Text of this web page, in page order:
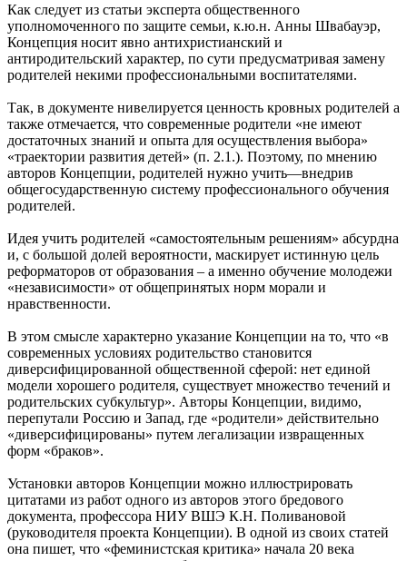
Как следует из статьи эксперта общественного
уполномоченного по защите семьи, к.ю.н. Анны Швабауэр,
Концепция носит явно антихристианский и
антиродительский характер, по сути предусматривая замену
родителей некими профессиональными воспитателями.
Так, в документе нивелируется ценность кровных родителей а
также отмечается, что современные родители «не имеют
достаточных знаний и опыта для осуществления выбора»
«траектории развития детей» (п. 2.1.). Поэтому, по мнению
авторов Концепции, родителей нужно учить—внедрив
общегосударственную систему профессионального обучения
родителей.
Идея учить родителей «самостоятельным решениям» абсурдна
и, с большой долей вероятности, маскирует истинную цель
реформаторов от образования – а именно обучение молодежи
«независимости» от общепринятых норм морали и
нравственности.
В этом смысле характерно указание Концепции на то, что «в
современных условиях родительство становится
диверсифицированной общественной сферой: нет единой
модели хорошего родителя, существует множество течений и
родительских субкультур». Авторы Концепции, видимо,
перепутали Россию и Запад, где «родители» действительно
«диверсифицированы» путем легализации извращенных
форм «браков».
Установки авторов Концепции можно иллюстрировать
цитатами из работ одного из авторов этого бредового
документа, профессора НИУ ВШЭ К.Н. Поливановой
(руководителя проекта Концепции). В одной из своих статей
она пишет, что «феминистская критика» начала 20 века